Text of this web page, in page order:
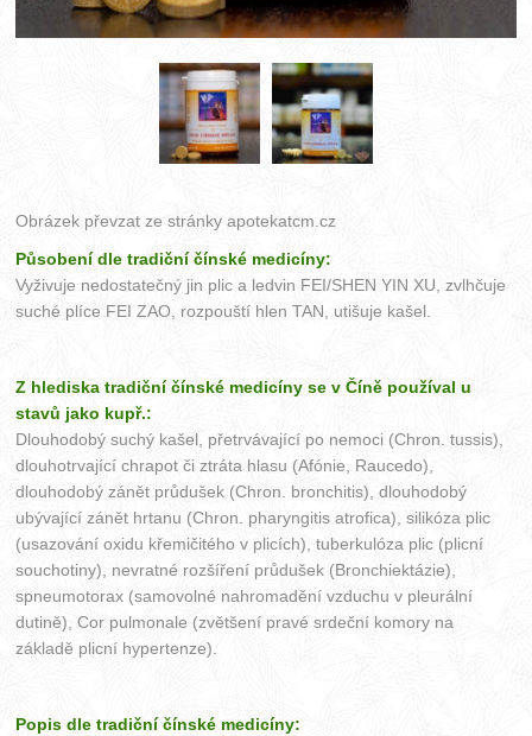
Obrázek převzat ze stránkyapotekatcm.cz
Působení dle tradiční čínské medicíny:
Vyživuje nedostatečný jin plic a ledvin FEI/SHEN YIN XU, zvlhčuje
suché plíce FEI ZAO, rozpouští hlen TAN, utišuje kašel.
Z hlediska tradiční čínské medicíny se v Číně používal u
stavů jako kupř.:
Dlouhodobý suchý kašel, přetrvávající po nemoci (Chron. tussis),
dlouhotrvající chrapot či ztráta hlasu (Afónie, Raucedo),
dlouhodobý zánět průdušek (Chron. bronchitis), dlouhodobý
ubývající zánět hrtanu (Chron. pharyngitis atrofica), silikóza plic
(usazování oxidu křemičitého v plicích), tuberkulóza plic (plicní
souchotiny), nevratné rozšíření průdušek (Bronchiektázie),
spneumotorax (samovolné nahromadění vzduchu v pleurální
dutině), Cor pulmonale (zvětšení pravé srdeční komory na
základě plicní hypertenze).
Popis dle tradiční čínské medicíny: